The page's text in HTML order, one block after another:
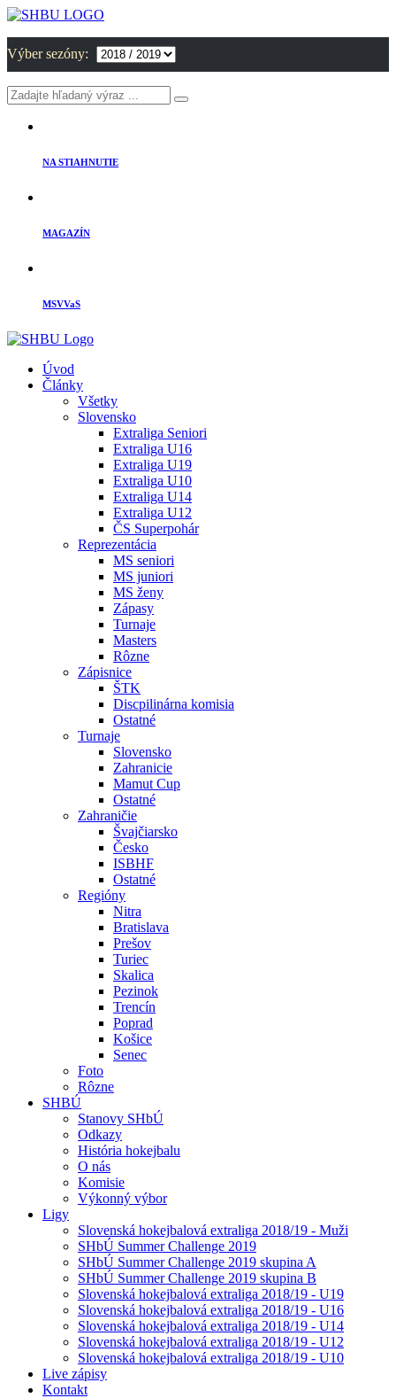
Výber sezóny:
NA STIAHNUTIE
MAGAZÍN
MSVVaS
Úvod
Články
Všetky
Slovensko
Extraliga Seniori
Extraliga U16
Extraliga U19
Extraliga U10
Extraliga U14
Extraliga U12
ČS Superpohár
Reprezentácia
MS seniori
MS juniori
MS ženy
Zápasy
Turnaje
Masters
Rôzne
Zápisnice
ŠTK
Discpilinárna komisia
Ostatné
Turnaje
Slovensko
Zahranicie
Mamut Cup
Ostatné
Zahraničie
Švajčiarsko
Česko
ISBHF
Ostatné
Regióny
Nitra
Bratislava
Prešov
Turiec
Skalica
Pezinok
Trencín
Poprad
Košice
Senec
Foto
Rôzne
SHBÚ
Stanovy SHbÚ
Odkazy
História hokejbalu
O nás
Komisie
Výkonný výbor
Ligy
Slovenská hokejbalová extraliga 2018/19 - Muži
SHbÚ Summer Challenge 2019
SHbÚ Summer Challenge 2019 skupina A
SHbÚ Summer Challenge 2019 skupina B
Slovenská hokejbalová extraliga 2018/19 - U19
Slovenská hokejbalová extraliga 2018/19 - U16
Slovenská hokejbalová extraliga 2018/19 - U14
Slovenská hokejbalová extraliga 2018/19 - U12
Slovenská hokejbalová extraliga 2018/19 - U10
Live zápisy
Kontakt